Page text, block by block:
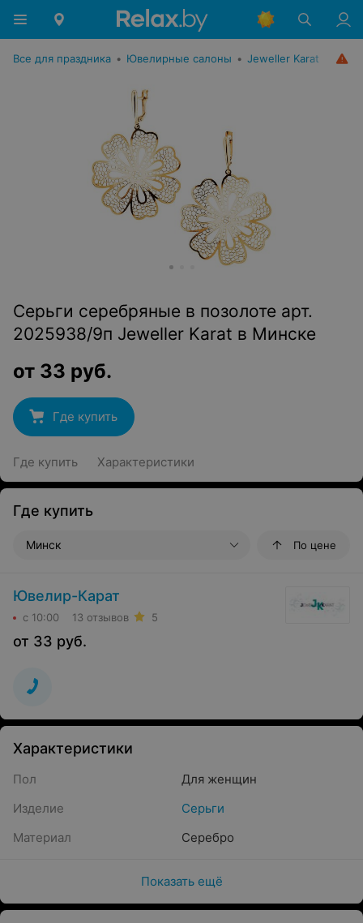
Все для праздника • Ювелирные салоны • Jeweller Karat
Серьги серебряные в позолоте арт.
2025938/9п Jeweller Karat в Минске
от 33 руб.
Где купить
Где купить Характеристики
Где купить
Минск По цене
Ювелир-Карат
с 10:00 13 отзывов 5
от 33 руб.
Характеристики
Пол
Для женщин
Изделие
Серьги
Материал
Серебро
Показать ещё